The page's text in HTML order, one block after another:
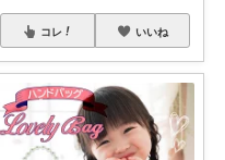
コレ いいね